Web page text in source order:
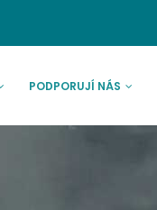
PODPORUJÍ NÁS